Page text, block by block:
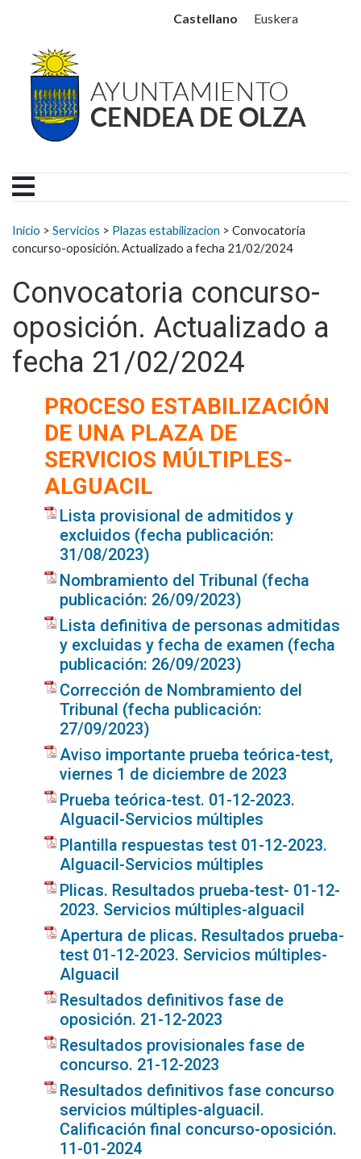
Ayuntamiento Cendea
Castellano Euskera
Buscar:
Inicio > Servicios > Plazas estabilizacion > Convocatoria
concurso-oposición. Actualizado a fecha 21/02/2024
Convocatoria concurso-
oposición. Actualizado a
fecha 21/02/2024
PROCESO ESTABILIZACIÓN
DE UNA PLAZA DE
SERVICIOS MÚLTIPLES-
ALGUACIL
Lista provisional de admitidos y
excluidos (fecha publicación:
31/08/2023)
Nombramiento del Tribunal (fecha
publicación: 26/09/2023)
Lista definitiva de personas admitidas
y excluidas y fecha de examen (fecha
publicación: 26/09/2023)
Corrección de Nombramiento del
Tribunal (fecha publicación:
27/09/2023)
Aviso importante prueba teórica-test,
viernes 1 de diciembre de 2023
Prueba teórica-test. 01-12-2023.
Alguacil-Servicios múltiples
Plantilla respuestas test 01-12-2023.
Alguacil-Servicios múltiples
Plicas. Resultados prueba-test- 01-12-
2023. Servicios múltiples-alguacil
Apertura de plicas. Resultados prueba-
test 01-12-2023. Servicios múltiples-
Alguacil
Resultados definitivos fase de
oposición. 21-12-2023
Resultados provisionales fase de
concurso. 21-12-2023
Resultados definitivos fase concurso
servicios múltiples-alguacil.
Calificación final concurso-oposición.
11-01-2024